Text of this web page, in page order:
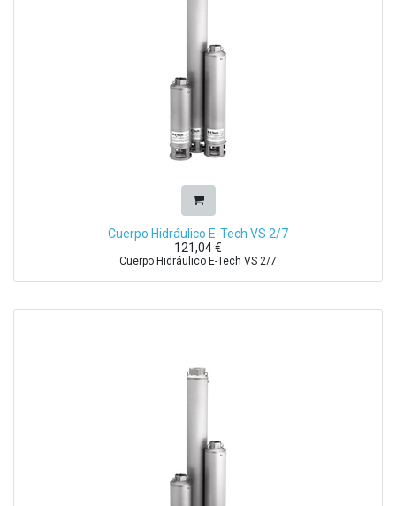
Cuerpo Hidráulico E-Tech VS 2/7
121,04€
Cuerpo Hidráulico E-Tech VS 2/7